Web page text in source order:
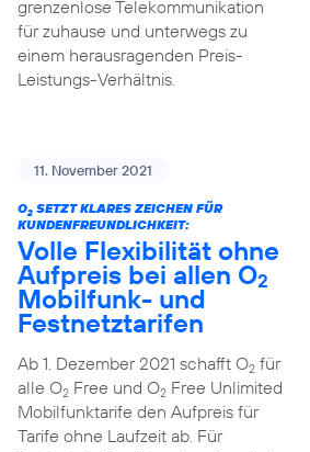
grenzenlose Telekommunikation
für zuhause und unterwegs zu
einem herausragenden Preis-
Leistungs-Verhältnis.
11. November 2021
O2SETZT KLARES ZEICHEN FÜR
KUNDENFREUNDLICHKEIT:
Volle Flexibilität ohne
Aufpreis bei allen O2
Mobilfunk- und
Festnetztarifen
Ab 1. Dezember 2021 schafft O2für
alle O2Free und O2Free Unlimited
Mobilfunktarife den Aufpreis für
Tarife ohne Laufzeit ab. Für